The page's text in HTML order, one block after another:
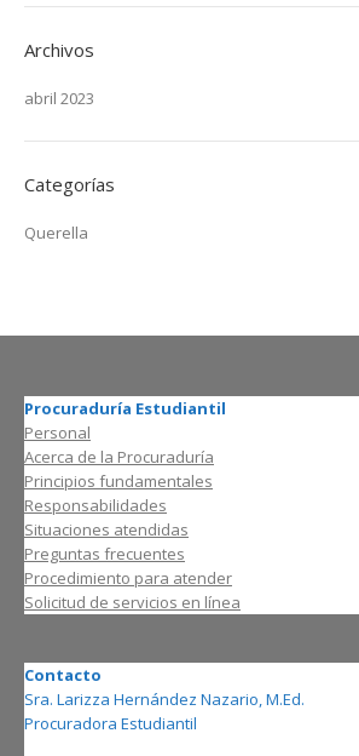
Archivos
abril 2023
Categorías
Querella
Procuraduría Estudiantil
Personal
Acerca de la Procuraduría
Principios fundamentales
Responsabilidades
Situaciones atendidas
Preguntas frecuentes
Procedimiento para atender
Solicitud de servicios en línea
Contacto
Sra. Larizza Hernández Nazario, M.Ed.
Procuradora Estudiantil